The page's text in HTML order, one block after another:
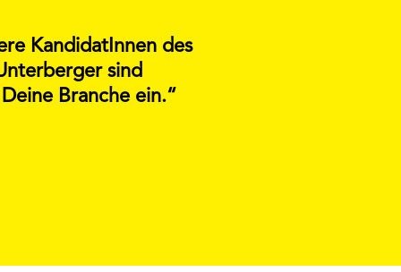
KandidatInnen des
sind
Branche ein.“